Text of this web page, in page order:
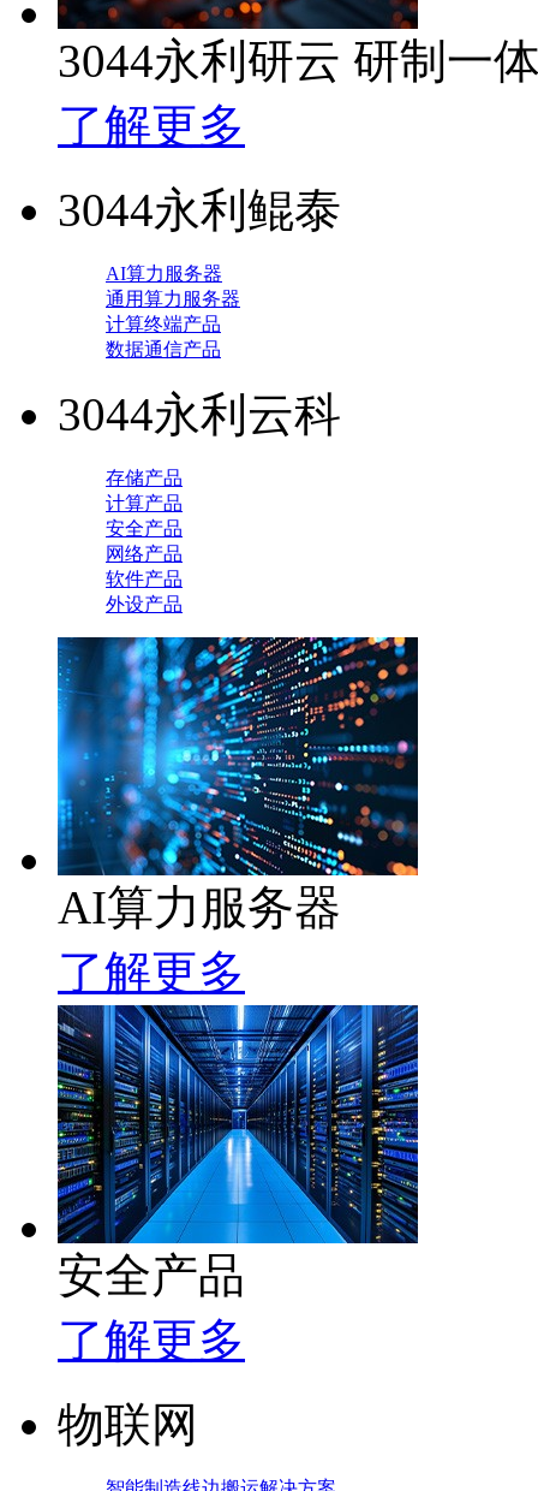
3044永利研云 研制一
了解更多
3044永利鲲泰
AI算力服务器
通用算力服务器
计算终端产品
数据通信产品
3044永利云科
存储产品
计算产品
安全产品
网络产品
软件产品
外设产品
AI算力服务器
了解更多
安全产品
了解更多
物联网